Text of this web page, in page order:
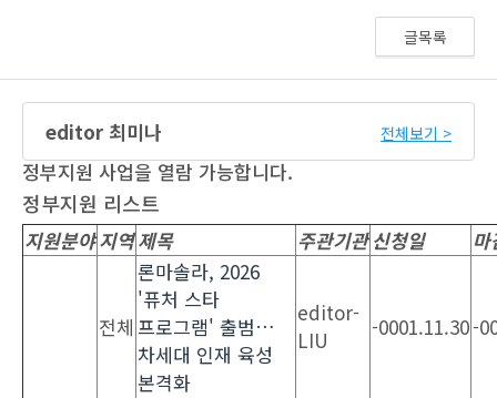
글목록
editor 최미나 전체보기 >
정부지원 사업을 열람 가능합니다.
정부지원 리스트
지원분야지역제목 주관기관 신청일 마
전체
론마솔라, 2026
'퓨처 스타
프로그램' 출범…
차세대 인재 육성
본격화
editor-
LIU
-0001.11.30-